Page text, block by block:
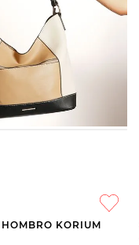
KORIUM